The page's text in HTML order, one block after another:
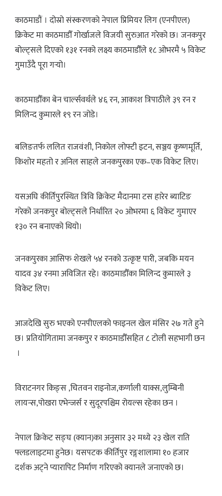
काठमाडौं । दोस्रो संस्करणको नेपाल प्रिमियर लिग (एनपीएल)
क्रिकेट मा काठमाडौँ गोर्खाजले विजयी सुरुआत गरेको छ। जनकपुर
बोल्ट्सले दिएको १३१ रनको लक्ष्य काठमाडौँले १८ ओभरमै ५ विकेट
गुमाउँदै पूरा गर्‍यो।
काठमाडौँका बेन चार्ल्सवर्थले ४६ रन, आकाश त्रिपाठीले ३९ रन र
मिलिन्द कुमारले १९ रन जोडे।
बलिङतर्फ ललित राजवंशी, निकोल लोफ्टी इटन, सञ्जय कृष्णमूर्ति,
किशोर महतो र अनिल साहले जनकपुरका एक–एक विकेट लिए।
यसअघि कीर्तिपुरस्थित त्रिवि क्रिकेट मैदानमा टस हारेर ब्याटिङ
गरेको जनकपुर बोल्ट्सले निर्धारित २० ओभरमा ६ विकेट गुमाएर
१३० रन बनाएको थियो।
जनकपुरका आसिफ शेखले ५४ रनको उत्कृष्ट पारी, जबकि मयन
यादव ३४ रनमा अविजित रहे। काठमाडौँका मिलिन्द कुमारले ३
विकेट लिए।
आजदेखि सुरु भएको एनपीएलको फाइनल खेल मंसिर २७ गते हुने
छ। प्रतियोगितामा जनकपुर र काठमाडौँसहित ८ टोली सहभागी छन
।
विराटनगर किङ्स ,चितवन राइनोज,कर्णाली याक्स,लुम्बिनी
लायन्स,पोखरा एभेन्जर्स र सुदूरपश्चिम रोयल्स रहेका छन ।
नेपाल क्रिकेट सङ्घ (क्यान)का अनुसार ३२ मध्ये २३ खेल राति
फ्लडलाइटमा हुनेछ। यसपटक कीर्तिपुर रङ्गशालामा १० हजार
दर्शक अट्ने प्यारापिट निर्माण गरिएको क्यानले जनाएको छ।